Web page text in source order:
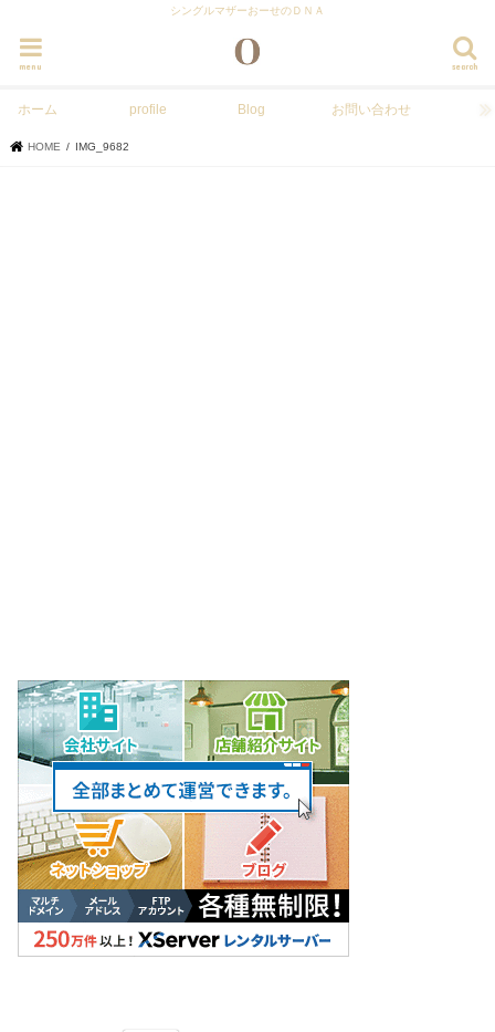
シングルマザーおーせのＤＮＡ
search
menu
ホーム profile Blog お問い合わせ
HOME IMG_9682